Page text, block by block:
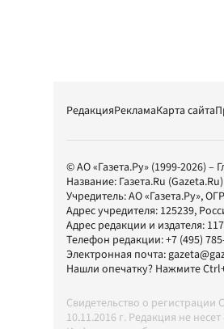
РедакцияРекламаКарта сайта
© АО «Газета.Ру» (1999-2026) –
Название: Газета.Ru (Gazeta.Ru)
Учредитель:АО «Газета.Ру»,
Адрес учредителя: 125239,
Адрес редакции и издателя:
Телефон редакции:+7 (495)
Электронная почта:
Нашли опечатку? Нажмите
Свидетельство о
10.11.2016 г. Редакция не